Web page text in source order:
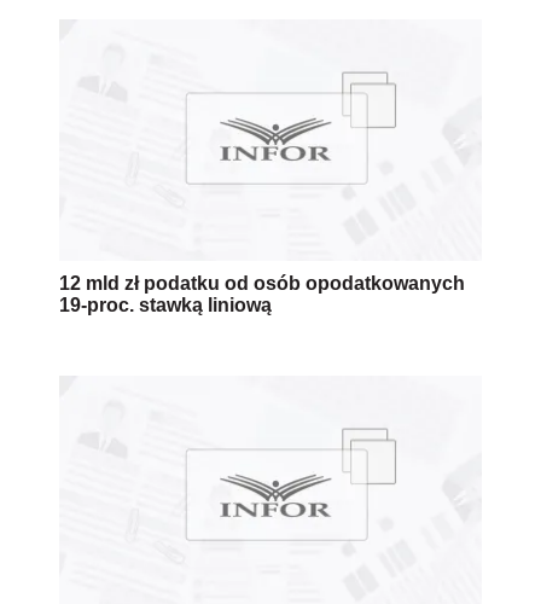
12 mld zł podatku od osób opodatkowanych
19-proc. stawką liniową